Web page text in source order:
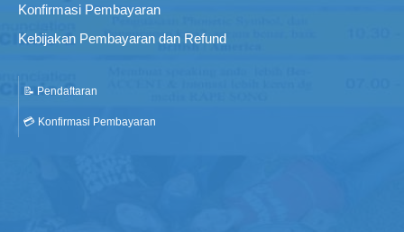
Konfirmasi Pembayaran
Kebijakan Pembayaran dan Refund
📝 Pendaftaran
💳 Konfirmasi Pembayaran